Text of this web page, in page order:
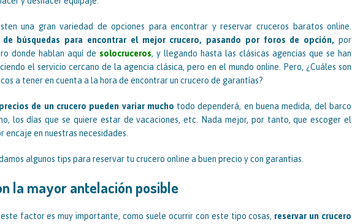
una gran variedad de opciones para encontrar y reservar cruceros baratos online.
de búsquedas para encontrar el mejor crucero, pasando por foros de opción, por
donde hablan aquí de solocruceros, y llegando hasta las clásicas agencias que se han
el servicio cercano de la agencia clásica, pero en el mundo online. Pero, ¿Cuáles son
a tener en cuenta a la hora de encontrar un crucero de garantías?
de un crucero pueden variar mucho todo dependerá, en buena medida, del barco
los días que se quiere estar de vacaciones, etc. Nada mejor, por tanto, que escoger el
encaje en nuestras necesidades.
algunos tips para reservar tu crucero online a buen precio y con garantias.
la mayor antelación posible
factor es muy importante, como suele ocurrir con este tipo cosas, reservar un crucero